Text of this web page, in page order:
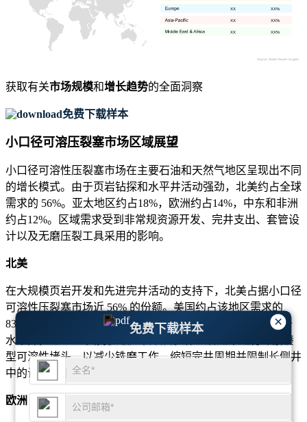
×
免费下载样本
XX%
XX
XX%
XX
XX%
XX
获取有关市场规模和增长趋势的全面洞察
免费下载样本
小口径可溶压裂塞市场区域展望
小口径可溶性压裂塞市场在主要石油和天然气地区呈现出不同
的增长模式。由于页岩钻探和水平井活动强劲，北美约占全球
需求的 56%。亚太地区约占18%，欧洲约占14%，中东和非洲
约占12%。区域需求受到非常规资源开发、完井支出、套管设
计以及无磨压裂工具采用的影响。
北美
在大规模页岩开发和先进完井活动的支持下，北美占据小口径
可溶性压裂塞市场近 56% 的份额。美国约占该地区需求的
83%，而加拿大则贡献近 17%。大约 78% 的区域塞装置用于
水平井，近 72% 支持多级压裂项目。作业者越来越青睐紧凑
型可溶性堵头，以减少铣磨工作、缩短完井周期并限制长侧井
中的设备使用。
欧洲